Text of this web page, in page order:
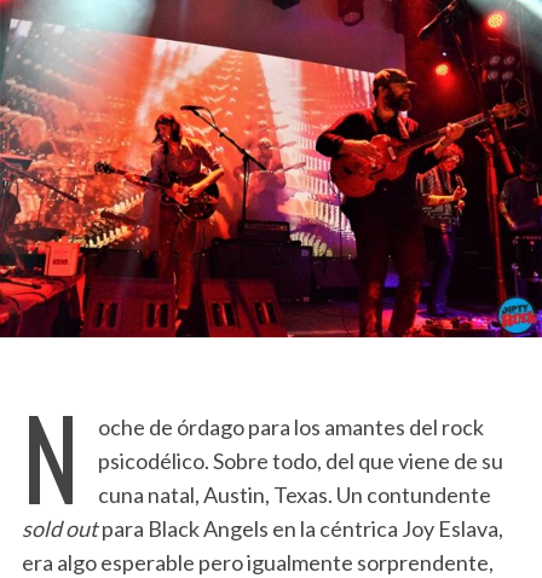
N
oche de órdago para los amantes del rock
psicodélico. Sobre todo, del que viene de su
cuna natal, Austin, Texas. Un contundente
sold outpara Black Angels en la céntrica Joy Eslava,
era algo esperable pero igualmente sorprendente,